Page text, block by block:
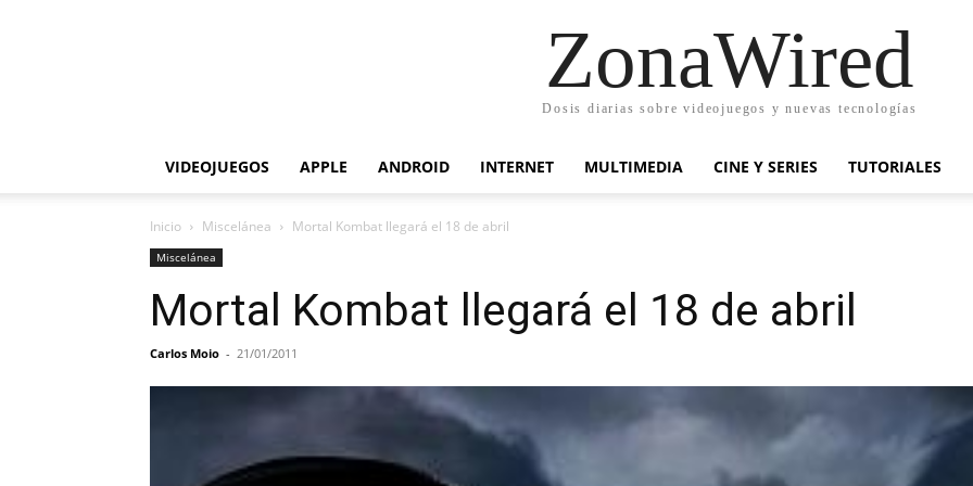
ZonaWired
Dosis diarias sobre videojuegos y nuevas tecnologías
VIDEOJUEGOS APPLE ANDROID INTERNET MULTIMEDIA CINE Y SERIES TUTORIALES
Inicio Miscelánea Mortal Kombat llegará el 18 de abril
Miscelánea
Mortal Kombat llegará el 18 de abril
Carlos Moio - 21/01/2011